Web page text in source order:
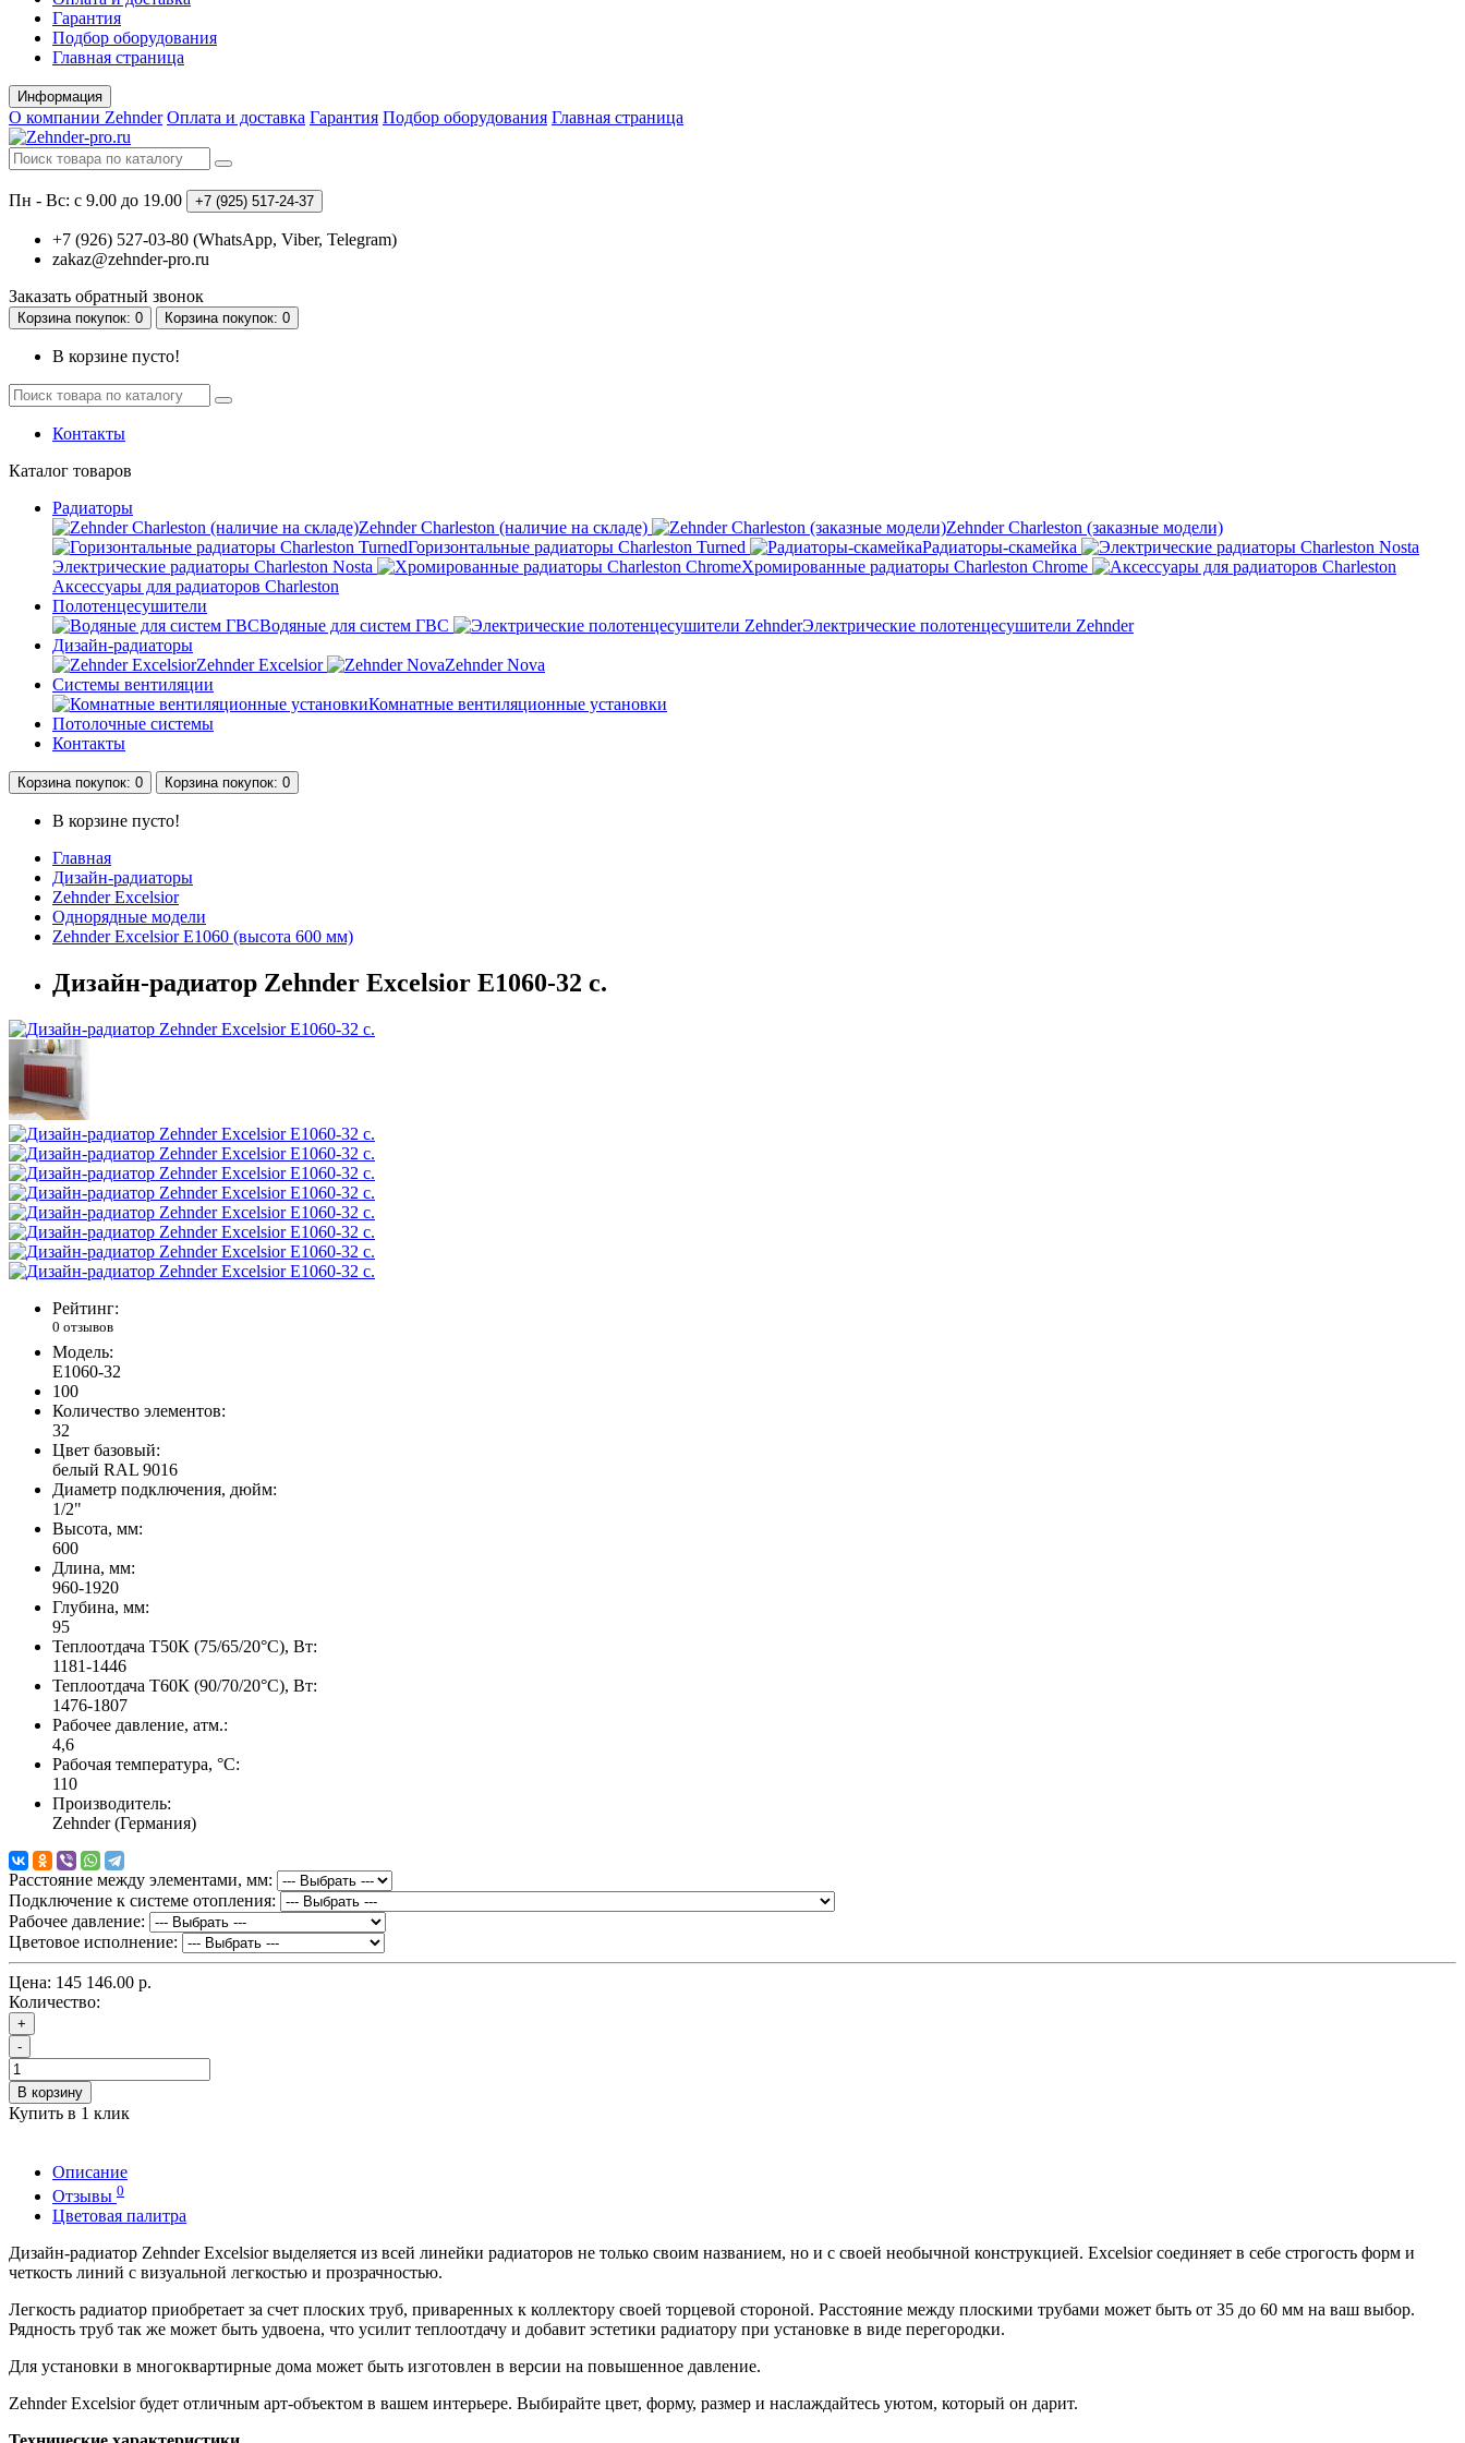
Гарантия
Подбор оборудования
Главная страница
Информация
О компании Zehnder Оплата и доставка Гарантия Подбор оборудования Главная страница
Пн - Вс: с 9.00 до 19.00 +7 (925) 517-24-37
+7 (926) 527-03-80 (WhatsApp, Viber, Telegram)
zakaz@zehnder-pro.ru
Заказать обратный звонок
Корзинапокупок: 0 Корзинапокупок: 0
В корзине пусто!
Контакты
Каталог товаров
Радиаторы
Zehnder Charleston (наличие на складе)
Zehnder Charleston (заказные модели)
Горизонтальные радиаторы Charleston Turned
Радиаторы-скамейка
Электрические радиаторы Charleston Nosta
Хромированные радиаторы Charleston Chrome
Аксессуары для радиаторов Charleston
Полотенцесушители
Водяные для систем ГВС
Электрические полотенцесушители Zehnder
Дизайн-радиаторы
Zehnder Excelsior
Zehnder Nova
Системы вентиляции
Комнатные вентиляционные установки
Потолочные системы
Контакты
Корзинапокупок: 0 Корзинапокупок: 0
В корзине пусто!
Главная
Дизайн-радиаторы
Zehnder Excelsior
Однорядные модели
Zehnder Excelsior E1060 (высота 600 мм)
Дизайн-радиатор Zehnder Excelsior E1060-32 с.
Рейтинг:
0 отзывов
Модель:
E1060-32
100
Количество элементов:
32
Цвет базовый:
белый RAL 9016
Диаметр подключения, дюйм:
1/2"
Высота, мм:
600
Длина, мм:
960-1920
Глубина, мм:
95
Теплоотдача Т50К (75/65/20°C), Вт:
1181-1446
Теплоотдача Т60К (90/70/20°C), Вт:
1476-1807
Рабочее давление, атм.:
4,6
Рабочая температура, °C:
110
Производитель:
Zehnder (Германия)
Расстояние между элементами, мм:
Подключение к системе отопления:
Рабочее давление:
Цветовое исполнение:
Цена: 145 146.00 р.
Количество:
+
-
В корзину
Купить в 1 клик
Описание
Отзывы 0
Цветовая палитра
Дизайн-радиатор Zehnder Excelsior выделяется из всей линейки радиаторов не только своим названием, но и с своей необычной конструкцией. Excelsior соединяет в себе строгость форм и
четкость линий с визуальной легкостью и прозрачностью.
Легкость радиатор приобретает за счет плоских труб, приваренных к коллектору своей торцевой стороной. Расстояние между плоскими трубами может быть от 35 до 60 мм на ваш выбор.
Рядность труб так же может быть удвоена, что усилит теплоотдачу и добавит эстетики радиатору при установке в виде перегородки.
Для установки в многоквартирные дома может быть изготовлен в версии на повышенное давление.
Zehnder Excelsior будет отличным арт-объектом в вашем интерьере. Выбирайте цвет, форму, размер и наслаждайтесь уютом, который он дарит.